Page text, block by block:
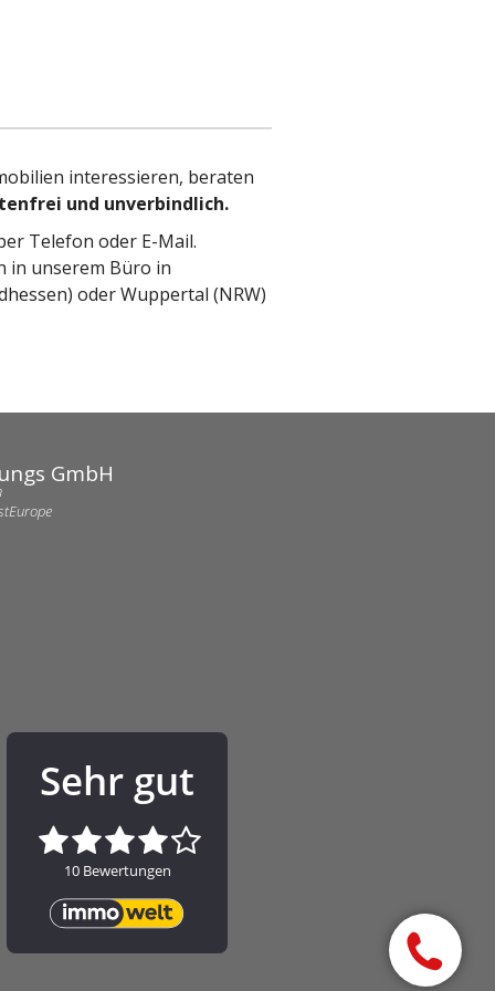
interessieren, beraten
und unverbindlich.
Telefon oder E-Mail.
in unserem Büro in
oder Wuppertal (NRW)
GmbH